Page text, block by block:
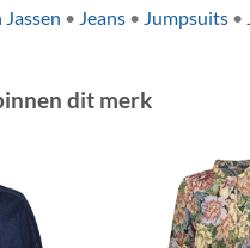
Jassen • Jeans • Jumpsuits •
dit merk